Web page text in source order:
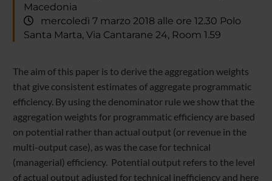
Macedonia
mercoledì 7 marzo 2018 alle ore 12.30 Polo
Santa Marta, Via Cantarane 24, Room 1.59
The aim of this paper is to derive the aggregation weights
that give consistent estimates of aggregate programmatic
efficiency. By using the denominator rule we show that the
aggregation weights for programmatic efficiency are based
on potential rather than actual output (or revenue in the
multi-output case), as was the case for technical
(managerial) efficiency. Potential output refers to the level
of actual output adjusted for technical inefficiency and here